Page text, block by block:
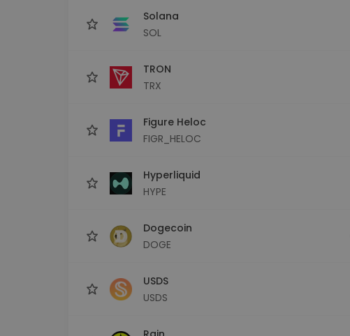
Solana
SOL
TRON
TRX
Figure Heloc
FIGR_HELOC
Hyperliquid
HYPE
Dogecoin
DOGE
USDS
USDS